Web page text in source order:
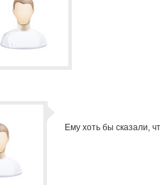
Ему хоть бы сказали,